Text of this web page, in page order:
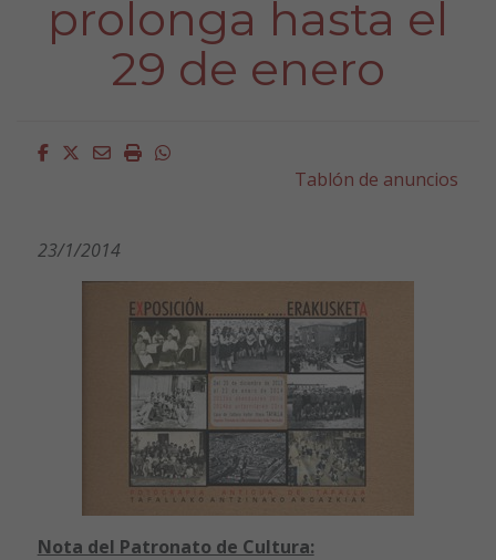
prolonga hasta el
29 de enero
Facebook
Twitter
EmailImprimirWhatsapp
Tablón de anuncios
23/1/2014
Nota del Patronato de Cultura: